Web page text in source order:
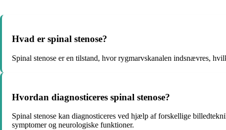
Hvad er spinal stenose?
Spinal stenose er en tilstand, hvor rygmarvskanalen indsnævres,
Hvordan diagnosticeres spinal stenose?
Spinal stenose kan diagnosticeres ved hjælp af forskellige
symptomer og neurologiske funktioner.